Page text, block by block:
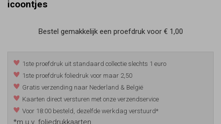
icoontjes
Bestel gemakkelijk een proefdruk voor € 1,00
1ste proefdruk uit standaard collectie slechts 1 euro
1ste proefdruk foliedruk voor maar 2,50
Gratis verzending naar Nederland & België
Kaarten direct versturen met onze verzendservice
Voor 18:00 besteld, dezelfde werkdag verstuurd*
*m.u.v. foliedrukkaarten